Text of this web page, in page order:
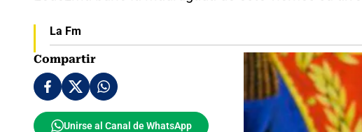
La Fm
Compartir
Unirse al Canal de WhatsApp